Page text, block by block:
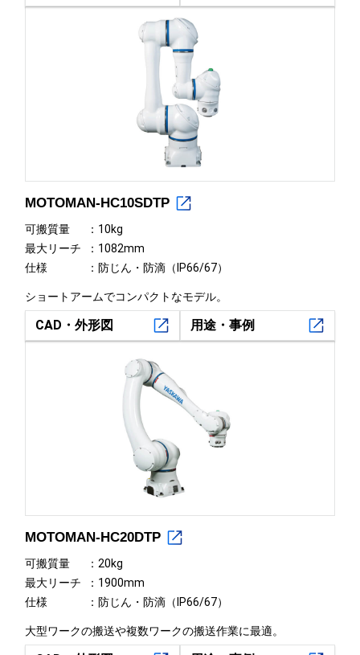
MOTOMAN-HC10SDTP
可搬質量
10kg
最大リーチ
1082mm
仕様
防じん・防滴（IP66/67）
ショートアームでコンパクトなモデル。
CAD・外形図 用途・事例
MOTOMAN-HC20DTP
可搬質量
20kg
最大リーチ
1900mm
仕様
防じん・防滴（IP66/67）
大型ワークの搬送や複数ワークの搬送作業に最適。